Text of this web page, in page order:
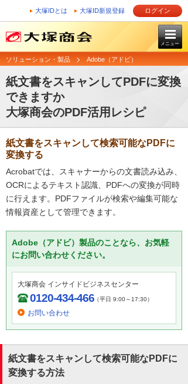
大塚IDとは 大塚ID新規登録 ログイン
メニュー
ソリューション・製品 Adobe（アドビ）
紙文書をスキャンしてPDFに変換
できますか
大塚商会のPDF活用レシピ
紙文書をスキャンして検索可能なPDFに
変換する
Acrobatでは、スキャナーからの文書読み込み、
OCRによるテキスト認識、PDFへの変換が同時
に行えます。PDFファイルが検索や編集可能な
情報資産として管理できます。
Adobe（アドビ）製品のことなら、お気軽
にお問い合わせください。
大塚商会 インサイドビジネスセンター
0120-434-466（平日 9:00～17:30）
お問い合わせ
紙文書をスキャンして検索可能なPDFに
変換する方法